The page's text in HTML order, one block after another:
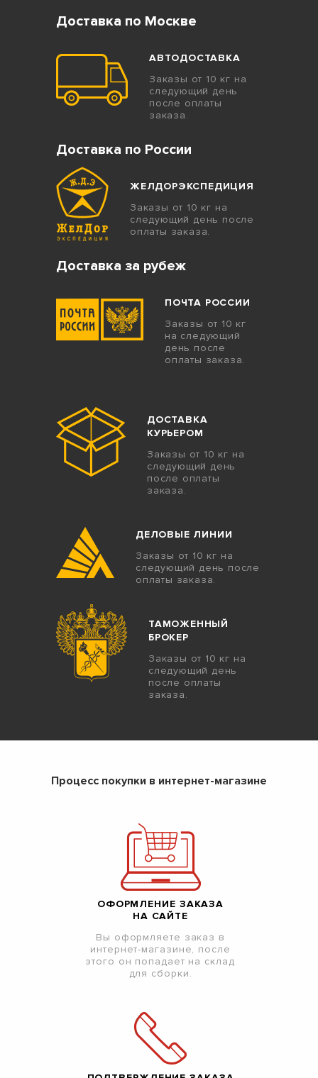
Доставка по Москве
АВТОДОСТАВКА
Заказы от 10 кг на
следующий день
после оплаты
заказа.
Доставка по России
ЖЕЛДОРЭКСПЕДИЦИЯ
Заказы от 10 кг на
следующий день после
оплаты заказа.
Доставка за рубеж
ПОЧТА РОССИИ
Заказы от 10 кг
на следующий
день после
оплаты заказа.
ДОСТАВКА
КУРЬЕРОМ
Заказы от 10 кг на
следующий день
после оплаты
заказа.
ДЕЛОВЫЕ ЛИНИИ
Заказы от 10 кг на
следующий день после
оплаты заказа.
ТАМОЖЕННЫЙ
БРОКЕР
Заказы от 10 кг на
следующий день
после оплаты
заказа.
Процесс покупки в интернет-магазине
ОФОРМЛЕНИЕ ЗАКАЗА
НА САЙТЕ
Вы оформляете заказ в
интернет-магазине, после
этого он попадает на склад
для сборки.